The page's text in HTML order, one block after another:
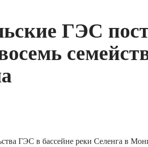
ГЭС
ГЭС в бассейне реки Селенга в